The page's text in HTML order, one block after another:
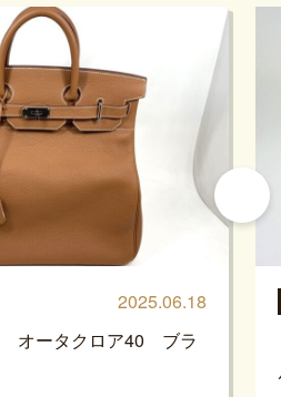
2025.06.18
オータクロア40 ブラ